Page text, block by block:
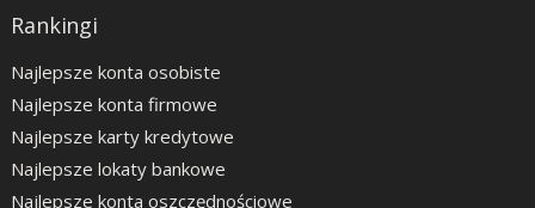
Rankingi
Najlepsze konta osobiste
Najlepsze konta firmowe
Najlepsze karty kredytowe
Najlepsze lokaty bankowe
Najlepsze konta oszczędnościowe